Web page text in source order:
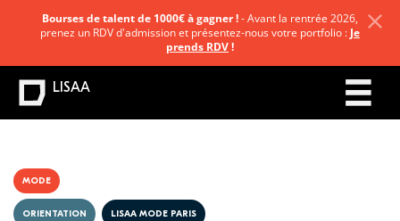
MODE
ORIENTATION LISAA MODE PARIS
Bourses de talent de 1000€ à gagner !- Avant la rentrée 2026,
prenez un RDV d'admission et présentez-nous votre portfolio : Je
prends RDV!
LISAA